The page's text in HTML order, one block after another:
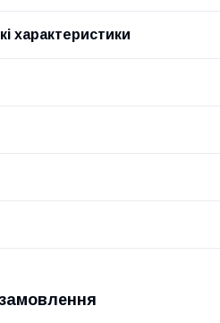
характеристики